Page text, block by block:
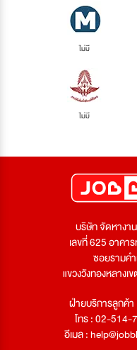
ไม่มี
ไม่มี
บริษัท จัดหางา
เลขที่ 625 อาคา
ซอยรามค
แขวงวังทองหลาง
ฝ่ายบริการลูกค้
โทร : 02-
อีเมล :